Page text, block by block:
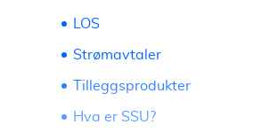
LOS
Strømavtaler
Tilleggsprodukter
Hva er SSU?